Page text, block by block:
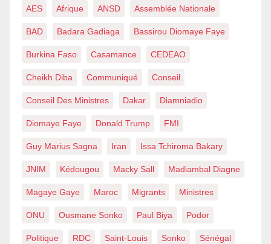
AES Afrique ANSD Assemblée Nationale
BAD Badara Gadiaga Bassirou Diomaye Faye
Burkina Faso Casamance CEDEAO
Cheikh Diba Communiqué Conseil
Conseil Des Ministres Dakar Diamniadio
Diomaye Faye Donald Trump FMI
Guy Marius Sagna Iran Issa Tchiroma Bakary
JNIM Kédougou Macky Sall Madiambal Diagne
Magaye Gaye Maroc Migrants Ministres
ONU Ousmane Sonko Paul Biya Podor
Politique RDC Saint-Louis Sonko Sénégal